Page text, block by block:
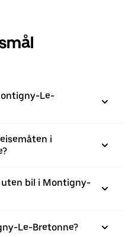
Le-
i
uten bil i Montigny-
Le-Bretonne?